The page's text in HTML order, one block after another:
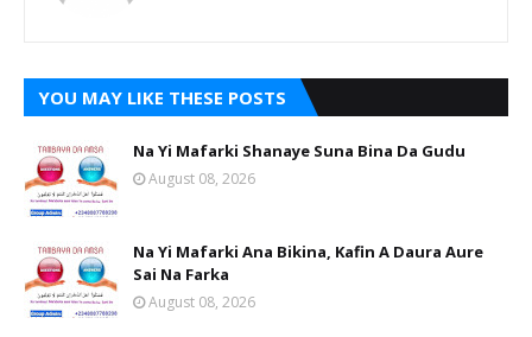
YOU MAY LIKE THESE POSTS
Na Yi Mafarki Shanaye Suna Bina Da Gudu
August 08, 2026
Na Yi Mafarki Ana Bikina, Kafin A Daura Aure
Sai Na Farka
August 08, 2026